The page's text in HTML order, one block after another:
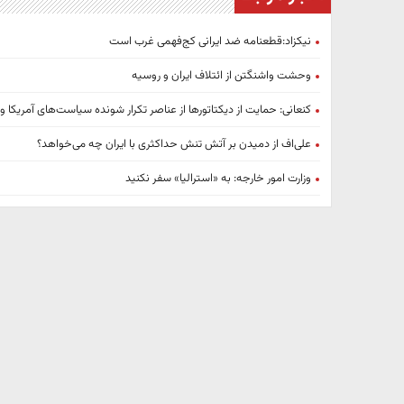
نیکزاد:قطعنامه ضد ایرانی کج‌فهمی غرب است
وحشت واشنگتن از ائتلاف ایران و روسیه
کنعانی: حمایت از دیکتاتورها از عناصر تکرار شونده سیاست‌های
علی‌اف از دمیدن بر آتش تنش حداکثری با ایران چه می‌خواهد؟
وزارت امور خارجه: به «استرالیا» سفر نکنید